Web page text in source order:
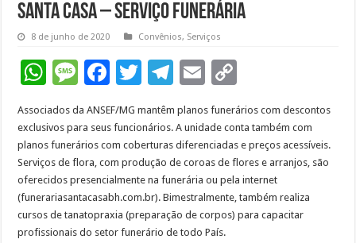
SANTA CASA – SERVIÇO FUNERÁRIA
8 de junho de 2020 Convênios, Serviços
W
at
sA
p
p
M
sa
g
e
F
e
b
o
o
k
T
tt
er
T
e
gr
a
m
E
ai
l
p
y
Li
n
k
Associados da ANSEF/MG mantêm planos funerários com descontos
exclusivos para seus funcionários. A unidade conta também com
planos funerários com coberturas diferenciadas e preços acessíveis.
Serviços de flora, com produção de coroas de flores e arranjos, são
oferecidos presencialmente na funerária ou pela internet
(funerariasantacasabh.com.br). Bimestralmente, também realiza
cursos de tanatopraxia (preparação de corpos) para capacitar
profissionais do setor funerário de todo País.